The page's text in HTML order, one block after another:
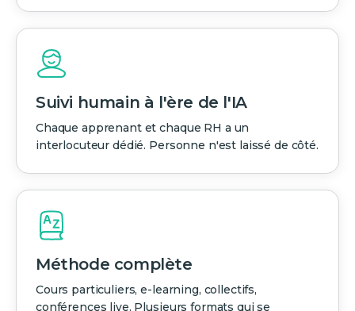
Suivi humain à l'ère de l'IA
Chaque apprenant et chaque RH a un
interlocuteur dédié. Personne n'est laissé de côté.
Méthode complète
Cours particuliers, e-learning, collectifs,
conférences live. Plusieurs formats qui se